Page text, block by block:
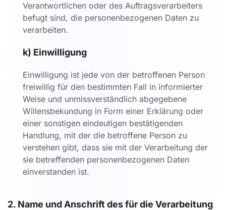
Verantwortlichen oder des Auftragsverarbeiters
befugt sind, die personenbezogenen Daten zu
verarbeiten.
k) Einwilligung
Einwilligung ist jede von der betroffenen Person
freiwillig für den bestimmten Fall in informierter
Weise und unmissverständlich abgegebene
Willensbekundung in Form einer Erklärung oder
einer sonstigen eindeutigen bestätigenden
Handlung, mit der die betroffene Person zu
verstehen gibt, dass sie mit der Verarbeitung der
sie betreffenden personenbezogenen Daten
einverstanden ist.
2. Name und Anschrift des für die Verarbeitung